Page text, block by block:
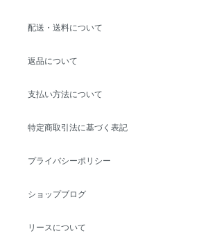
配送・送料について
返品について
支払い方法について
特定商取引法に基づく表記
プライバシーポリシー
ショップブログ
リースについて